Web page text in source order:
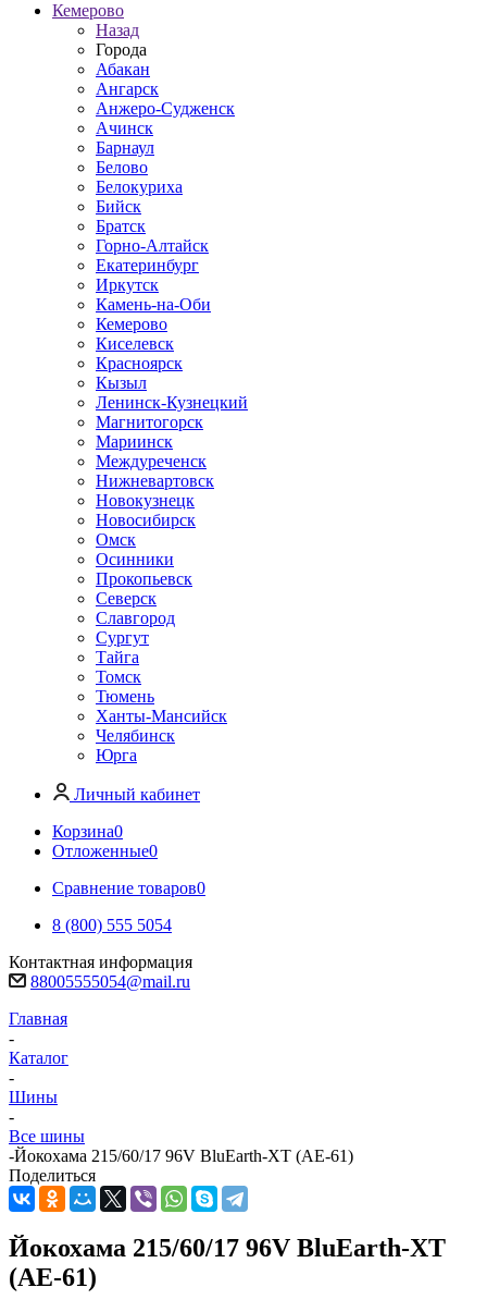
Кемерово
Назад
Города
Абакан
Ангарск
Анжеро-Судженск
Ачинск
Барнаул
Белово
Белокуриха
Бийск
Братск
Горно-Алтайск
Екатеринбург
Иркутск
Камень-на-Оби
Кемерово
Киселевск
Красноярск
Кызыл
Ленинск-Кузнецкий
Магнитогорск
Мариинск
Междуреченск
Нижневартовск
Новокузнецк
Новосибирск
Омск
Осинники
Прокопьевск
Северск
Славгород
Сургут
Тайга
Томск
Тюмень
Ханты-Мансийск
Челябинск
Юрга
Личный кабинет
Корзина0
Отложенные0
Сравнение товаров0
8 (800) 555 5054
Контактная информация
88005555054@mail.ru
Главная
-
Каталог
-
Шины
-
Все шины
-Йокохама 215/60/17 96V BluEarth-XT (AE-61)
Поделиться
Йокохама 215/60/17 96V BluEarth-XT
(AE-61)